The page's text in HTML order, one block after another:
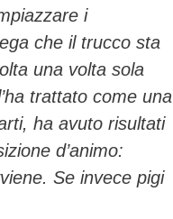
i
che il trucco sta
una volta sola
trattato come una
ha avuto risultati
d’animo:
Se invece pigi